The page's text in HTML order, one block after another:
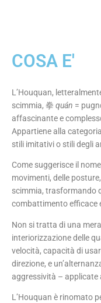
COSA E'
L’Houquan,
scimmia, 拳 quán =
affascinante e
Appartiene alla
stili imitativi o stili degli
Come suggerisce il
movimenti, delle
scimmia, trasformando
combattimento efficace
Non si tratta di una
interiorizzazione delle
velocità, capacità di
direzione, e
aggressività – applicate
L’Houquan è rinomato